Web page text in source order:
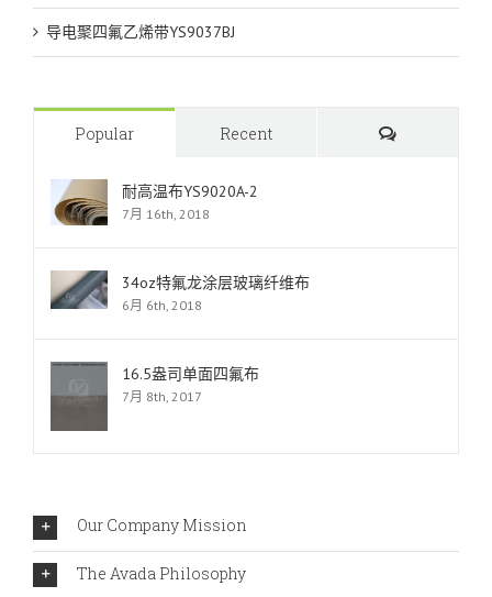
导电聚四氟乙烯带YS9037BJ
Popular Recent Comments
耐高温布YS9020A-2
7月 16th, 2018
34oz特氟龙涂层玻璃纤维布
6月 6th, 2018
16.5盎司单面四氟布
7月 8th, 2017
Our Company Mission
The Avada Philosophy